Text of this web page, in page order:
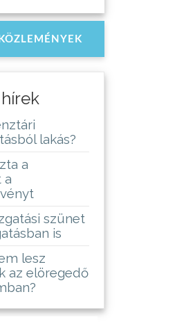
lakás?
a
a
szünet
is
lesz
az elöregedő